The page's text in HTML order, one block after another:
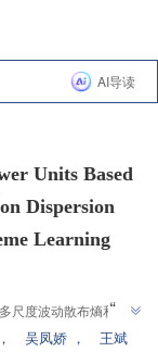
AI导读
Units Based
Dispersion
Learning
度波动散布熵和改
了振动信号中噪声干
”
， 吴凤娇 ， 王斌